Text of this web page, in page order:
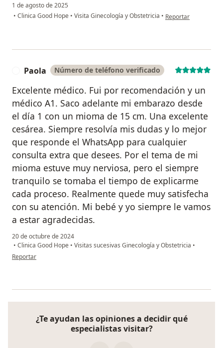
1 de agosto de 2025
• Clinica Good Hope • Visita Ginecología y Obstetricia • en opinión del
Reportar
Paola Número de teléfono verificado
Excelente médico. Fui por recomendación y un
médico A1. Saco adelante mi embarazo desde
el día 1 con un mioma de 15 cm. Una excelente
cesárea. Siempre resolvía mis dudas y lo mejor
que responde el WhatsApp para cualquier
consulta extra que desees. Por el tema de mi
mioma estuve muy nerviosa, pero el siempre
tranquilo se tomaba el tiempo de explicarme
cada proceso. Realmente quede muy satisfecha
con su atención. Mi bebé y yo siempre le vamos
a estar agradecidas.
20 de octubre de 2024
• Clinica Good Hope • Visitas sucesivas Ginecología y Obstetricia •
en opinión del usuario Paola
Reportar
¿Te ayudan las opiniones a decidir qué
especialistas visitar?